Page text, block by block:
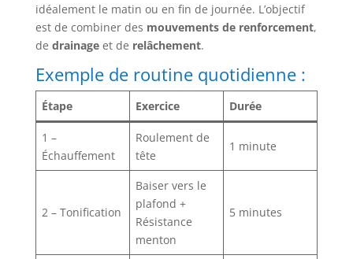
idéalement le matin ou en fin de journée. L’objectif
est de combiner des mouvements de renforcement,
de drainageet de relâchement.
Exemple de routine quotidienne :
Étape Exercice Durée
1 –
Échauffement
Roulement de
tête
1 minute
2 – Tonification
Baiser vers le
plafond +
Résistance
menton
5 minutes